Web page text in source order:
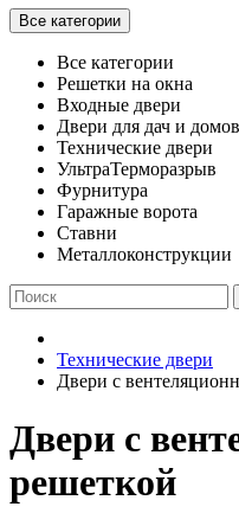
Все категории
Все категории
Решетки на окна
Входные двери
Двери для дач и домов
Технические двери
УльтраТерморазрыв
Фурнитура
Гаражные ворота
Ставни
Металлоконструкции
Технические двери
Двери с
Двери с
решеткой